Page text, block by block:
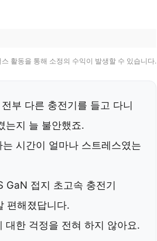
활동을 통해 소정의 수익이 발생할 수 있습니다.
부 다른 충전기를 들고 다니
는지 늘 불안했죠.
시간이 얼마나 스트레스였는
GaN 접지 초고속 충전기
편해졌답니다.
대한 걱정을 전혀 하지 않아요.